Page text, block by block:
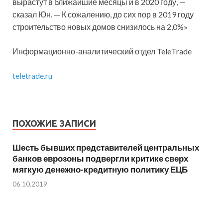
вырастут в ближайшие месяцы и в 2020 году, —
сказал Юн. — К сожалению, до сих пор в 2019 году
строительство новых домов снизилось на 2,0%»
Информационно-аналитический отдел TeleTrade
teletrade.ru
ПОХОЖИЕ ЗАПИСИ
Шесть бывших представителей центральных
банков еврозоны подвергли критике сверх
мягкую денежно-кредитную политику ЕЦБ
06.10.2019